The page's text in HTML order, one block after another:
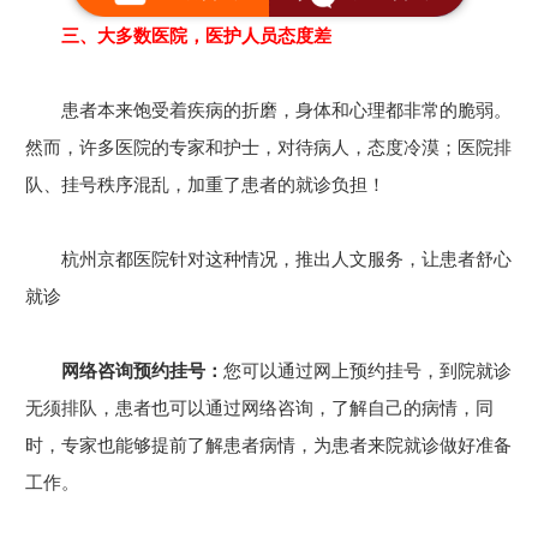
三、大多数医院，医护人员态度差
患者本来饱受着疾病的折磨，身体和心理都非常的脆弱。
然而，许多医院的专家和护士，对待病人，态度冷漠；医院排
队、挂号秩序混乱，加重了患者的就诊负担！
杭州京都医院针对这种情况，推出人文服务，让患者舒心
就诊
网络咨询预约挂号： 您可以通过网上预约挂号，到院就诊
无须排队，患者也可以通过网络咨询，了解自己的病情，同
时，专家也能够提前了解患者病情，为患者来院就诊做好准备
工作。